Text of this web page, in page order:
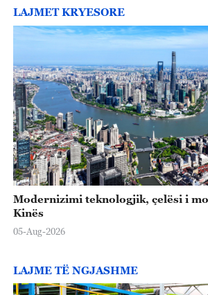
LAJMET KRYESORE
Modernizimi teknologjik, çelësi i
Kinës
05-Aug-2026
LAJME TË NGJASHME